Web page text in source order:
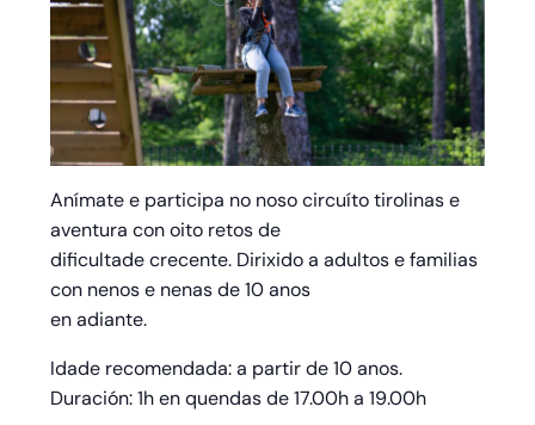
Anímate e participa no noso circuíto tirolinas e
aventura con oito retos de
dificultade crecente. Dirixido a adultos e familias
con nenos e nenas de 10 anos
en adiante.
Idade recomendada: a partir de 10 anos.
Duración: 1h en quendas de 17.00h a 19.00h